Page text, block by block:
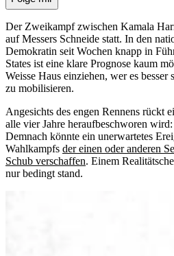
Der Zweikampf zwischen Kamala
auf Messers Schneide statt. In den
Demokratin seit Wochen knapp in
States ist eine klare Prognose kaum
Weisse Haus einziehen, wer es
zu mobilisieren.
Angesichts des engen Rennens rückt
alle vier Jahre heraufbeschworen
Demnach könnte ein unerwartetes
Wahlkampfs der einen oder anderen
Schub verschaffen. Einem
nur bedingt stand.